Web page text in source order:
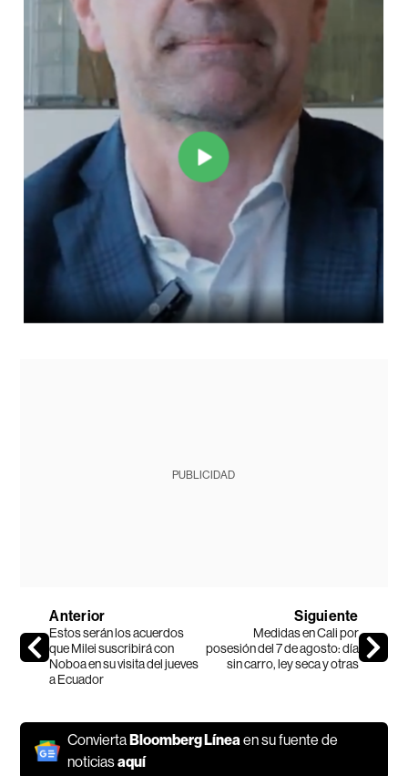
PUBLICIDAD
Anterior
Estos serán los acuerdos
que Milei suscribirá con
Noboa en su visita del jueves
a Ecuador
Siguiente
Medidas en Cali por
posesión del 7 de agosto: día
sin carro, ley seca y otras
ConviertaBloomberg Línea en su fuente de
noticiasaquí